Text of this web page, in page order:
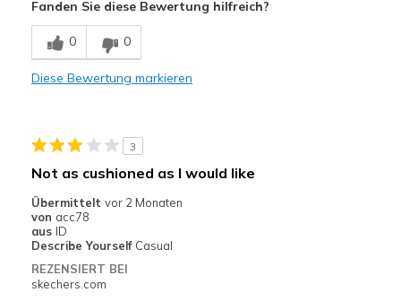
Comfortable
Stylish
Travel
Width
Feels true to width
Sizing
View On Shoes
I'm Into Shoes
Fanden Sie diese Bewertung hilfreich?
0 0
Diese Bewertung markieren
3
Not as cushioned as I would like
Übermittelt vor 2 Monaten
von acc78
aus ID
Describe Yourself Casual
REZENSIERT BEI
skechers.com